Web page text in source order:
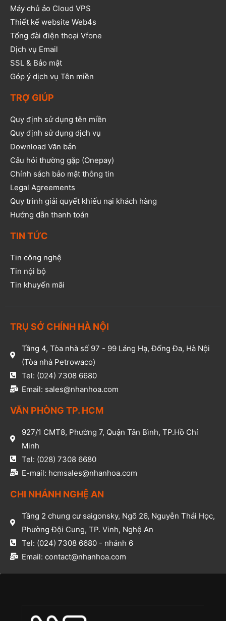
Máy chủ ảo Cloud VPS
Thiết kế website Web4s
Tổng đài điện thoại Vfone
Dịch vụ Email
SSL & Bảo mật
Góp ý dịch vụ Tên miền
TRỢ GIÚP
Quy định sử dụng tên miền
Quy định sử dụng dịch vụ
Download Văn bản
Câu hỏi thường gặp (Onepay)
Chính sách bảo mật thông tin
Legal Agreements
Quy trình giải quyết khiếu nại khách hàng
Hướng dẫn thanh toán
TIN TỨC
Tin công nghệ
Tin nội bộ
Tin khuyến mãi
TRỤ SỞ CHÍNH HÀ NỘI
Tầng 4, Tòa nhà số 97 - 99 Láng Hạ, Đống Đa, Hà Nội
(Tòa nhà Petrowaco)
Tel: (024) 7308 6680
Email: sales@nhanhoa.com
VĂN PHÒNG TP. HCM​
927/1 CMT8, Phường 7, Quận Tân Bình, TP.Hồ Chí
Minh​
Tel: (028) 7308 6680​
E-mail: hcmsales@nhanhoa.com​
CHI NHÁNH NGHỆ AN​
Tầng 2 chung cư saigonsky, Ngõ 26, Nguyễn Thái Học,
Phường Đội Cung, TP. Vinh, Nghệ An​
Tel: (024) 7308 6680 - nhánh 6​
Email: contact@nhanhoa.com​